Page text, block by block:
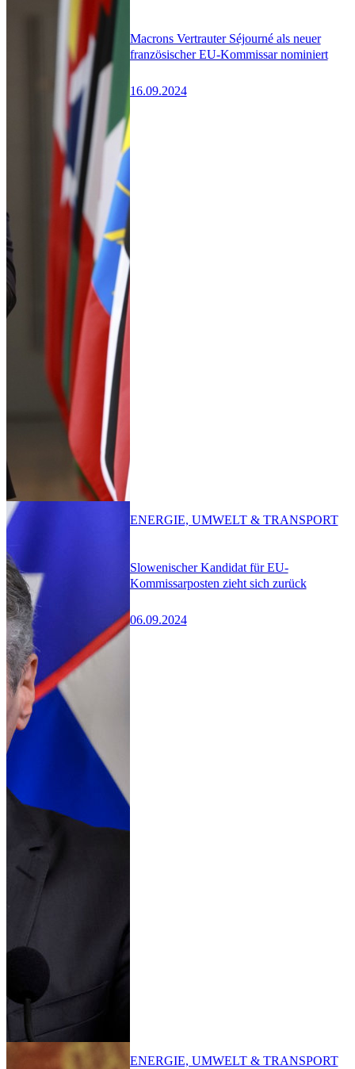
Macrons Vertrauter Séjourné als neuer
französischer EU-Kommissar nominiert
16.09.2024
Slowenischer Kandidat für EU-
Kommissarposten zieht sich zurück
06.09.2024
ENERGIE, UMWELT & TRANSPORT
ENERGIE, UMWELT & TRANSPORT